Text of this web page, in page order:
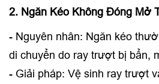
2. Ngăn Kéo Không Đóng Mở
- Nguyên nhân: Ngăn kéo
di chuyển do ray trượt bị bẩn,
- Giải pháp: Vệ sinh ray trượt